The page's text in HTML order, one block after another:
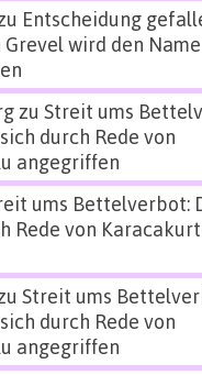
Entscheidung
Grevel wird den
zu Streit ums
durch Rede von
angegriffen
ums Bettelverbot:
Rede von
Streit ums
durch Rede von
angegriffen